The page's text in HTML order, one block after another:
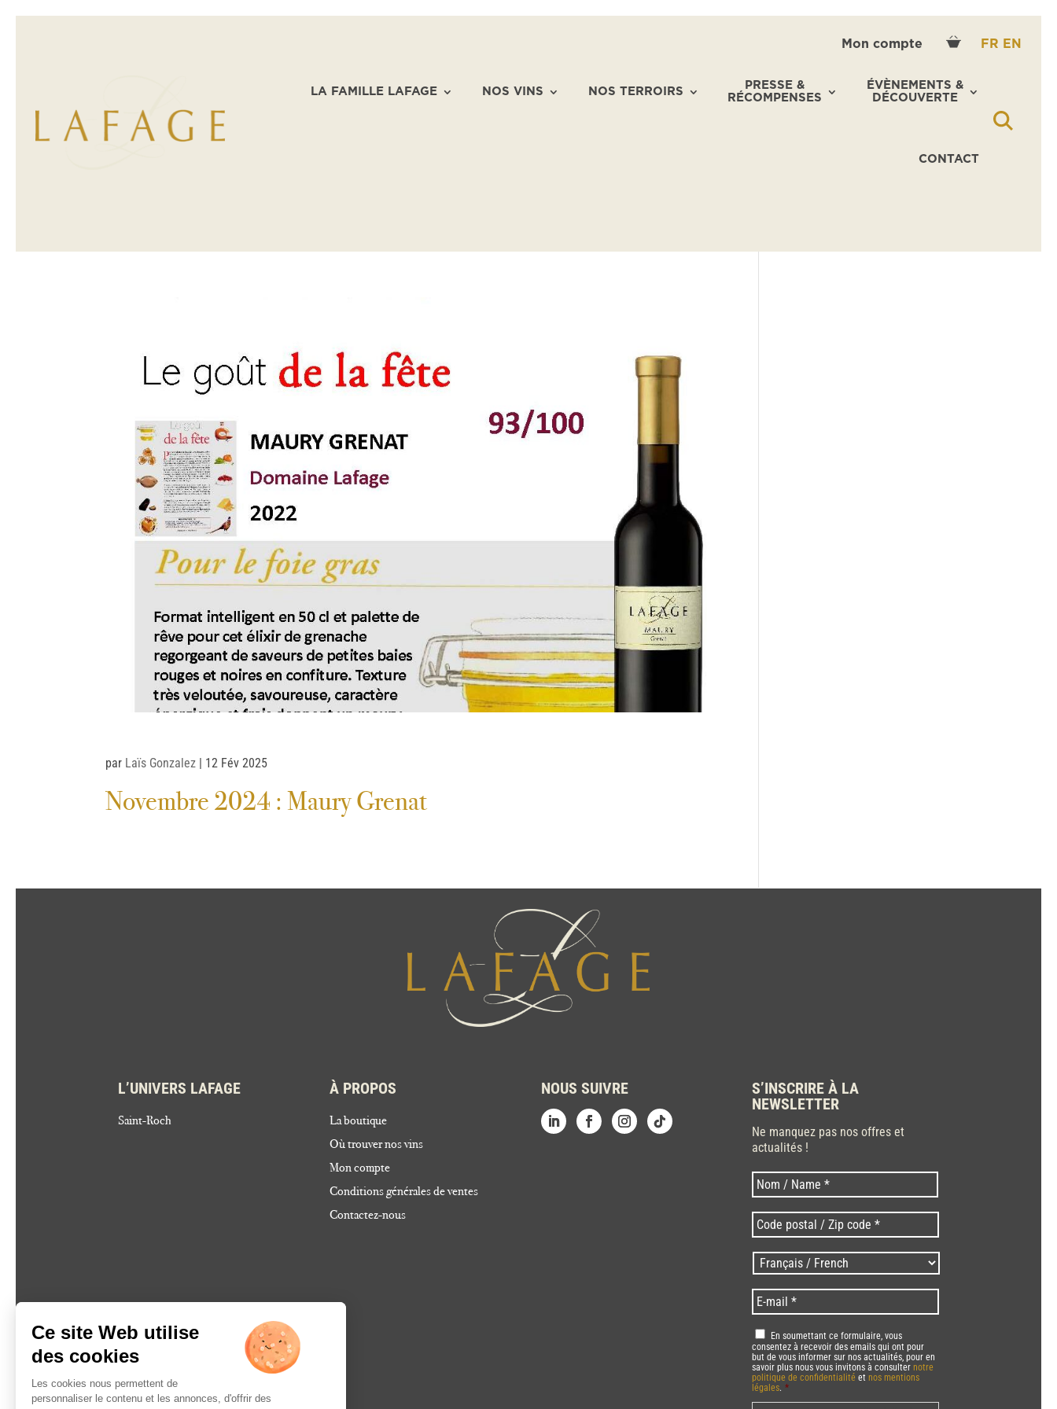
Mon compte FR EN
LA FAMILLE LAFAGE NOS VINS NOS TERROIRS
PRESSE &
RÉCOMPENSES
ÉVÈNEMENTS &
DÉCOUVERTE
CONTACT
Novembre 2024 : Maury Grenat
par Laïs Gonzalez 12 Fév 2025
L’UNIVERS LAFAGE
Saint-Roch
À PROPOS
La boutique
Où trouver nos vins
Mon compte
Conditions générales de ventes
Contactez-nous
NOUS SUIVRE
S’INSCRIRE À LA
NEWSLETTER
Ne manquez pas nos offres et
actualités !
Nom * Nom
Code
postal
/
Zip
*
*
Langues
/
Language *
E-
mail *
RGPD *
En soumettant ce formulaire, vous
consentez à recevoir des emails qui ont pour
but de vous informer sur nos actualités, pour en
savoir plus nous vous invitons à consulternotre
politique de confidentialité etnos mentions
légales. *